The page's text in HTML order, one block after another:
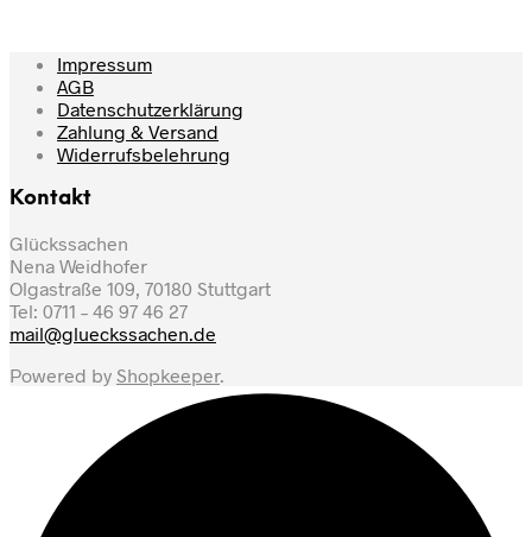
Impressum
AGB
Datenschutzerklärung
Zahlung & Versand
Widerrufsbelehrung
Kontakt
Glückssachen
Nena Weidhofer
Olgastraße 109, 70180 Stuttgart
Tel: 0711 – 46 97 46 27
mail@glueckssachen.de
Powered by Shopkeeper.